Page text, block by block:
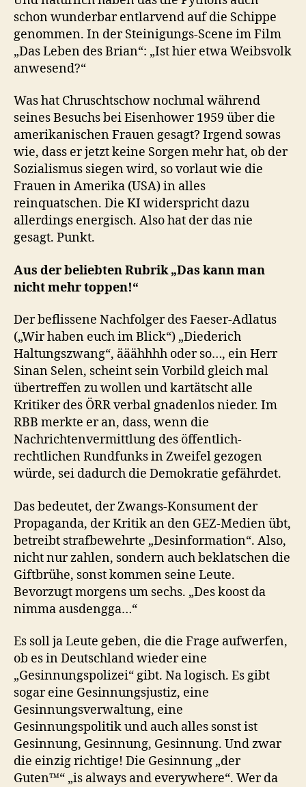
schon wunderbar entlarvend auf die Schippe
genommen. In der Steinigungs-Scene im Film
„Das Leben des Brian“: „Ist hier etwa Weibsvolk
anwesend?“
Was hat Chruschtschow nochmal während
seines Besuchs bei Eisenhower 1959 über die
amerikanischen Frauen gesagt? Irgend sowas
wie, dass er jetzt keine Sorgen mehr hat, ob der
Sozialismus siegen wird, so vorlaut wie die
Frauen in Amerika (USA) in alles
reinquatschen. Die KI widerspricht dazu
allerdings energisch. Also hat der das nie
gesagt. Punkt.
Aus der beliebten Rubrik „Das kann man
nicht mehr toppen!“
Der beflissene Nachfolger des Faeser-Adlatus
(„Wir haben euch im Blick“) „Diederich
Haltungszwang“, ääähhhh oder so…, ein Herr
Sinan Selen, scheint sein Vorbild gleich mal
übertreffen zu wollen und kartätscht alle
Kritiker des ÖRR verbal gnadenlos nieder. Im
RBB merkte er an, dass, wenn die
Nachrichtenvermittlung des öffentlich-
rechtlichen Rundfunks in Zweifel gezogen
würde, sei dadurch die Demokratie gefährdet.
Das bedeutet, der Zwangs-Konsument der
Propaganda, der Kritik an den GEZ-Medien übt,
betreibt strafbewehrte „Desinformation“. Also,
nicht nur zahlen, sondern auch beklatschen die
Giftbrühe, sonst kommen seine Leute.
Bevorzugt morgens um sechs. „Des koost da
nimma ausdengga…“
Es soll ja Leute geben, die die Frage aufwerfen,
ob es in Deutschland wieder eine
„Gesinnungspolizei“ gibt. Na logisch. Es gibt
sogar eine Gesinnungsjustiz, eine
Gesinnungsverwaltung, eine
Gesinnungspolitik und auch alles sonst ist
Gesinnung, Gesinnung, Gesinnung. Und zwar
die einzig richtige! Die Gesinnung „der
Guten™“ „is always and everywhere“. Wer da